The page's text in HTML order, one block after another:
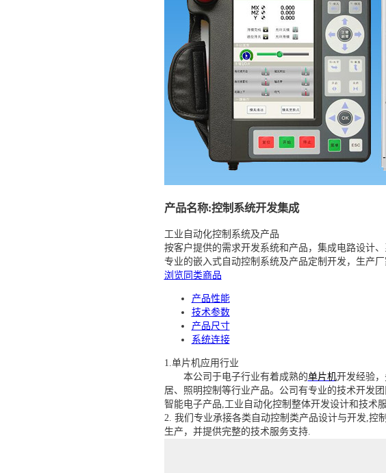
产品名称:控制系统开发集成
工业自动化控制系统及产品
按客户提供的需求开发系统和产品， 集成电路设计、
专业的嵌入式自动控制系统及产品定制开发，生产厂
浏览同类商品
产品性能
技术参数
产品尺寸
系统连接
1. 单片机应用行业
本公司于电子行业有着成熟的单片机开发经验
居、照明控制等行业产品。公司有专业的技术开发
智能电子产品 工业自动化控制整体开发设计和技术服
2. 我们专业承接各类自动控制类产品设计与开发 控
生产，并提供完整的技术服务支持.